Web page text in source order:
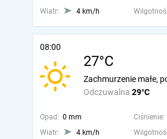
Wiatr: 4 km/h
08:00
27°C
Odczuwalna 29°C
Zachmurzenie małe,
Opad: 0 mm Ciśnienie:
Wiatr:
4 km/h